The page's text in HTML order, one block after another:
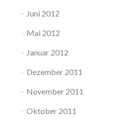
Juni 2012
Mai 2012
Januar 2012
Dezember 2011
November 2011
Oktober 2011